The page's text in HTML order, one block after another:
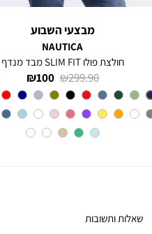
מבצעי השבוע
NAUTICA
חולצת פולו SLIM FIT מבד מנדף
מחיר
מוצר
100 ₪
מחיר
רגיל
299.90 ₪
צבע
BLUE
INDIGO
שאלות ותשובות